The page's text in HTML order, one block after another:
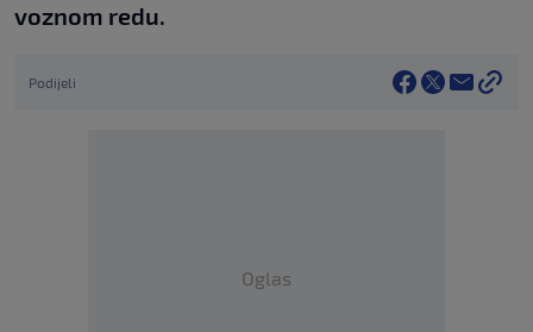
voznom redu.
Podijeli
Oglas